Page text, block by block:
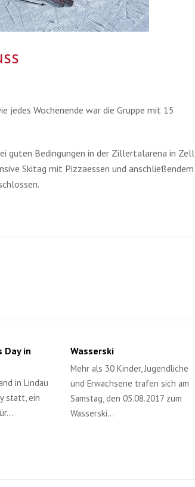
jedes Wochenende war die Gruppe mit 15
guten Bedingungen in der Zillertalarena in Zell
Skitag mit Pizzaessen und anschließendem
Day in
in Lindau
statt, ein
Wasserski
Mehr als 30 Kinder, Jugendliche
und Erwachsene trafen sich am
Samstag, den 05.08.2017 zum
Wasserski…